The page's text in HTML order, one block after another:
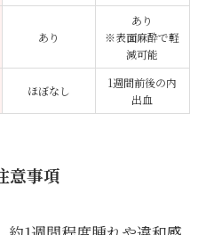
あり
あり
※表面麻酔で軽
減可能
ほぼなし
1週間前後の内
出血
意事項